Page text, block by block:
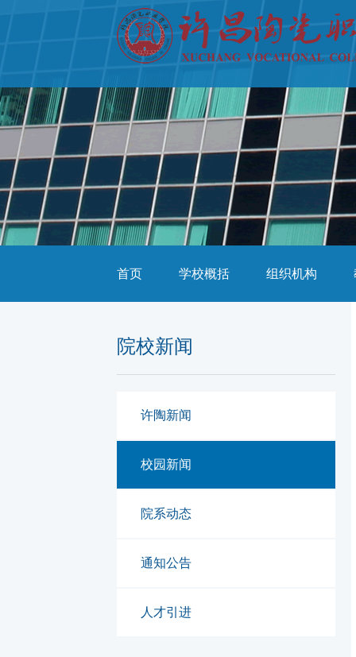
首页 学校概括 组织机构
院校新闻
许陶新闻
校园新闻
院系动态
通知公告
人才引进